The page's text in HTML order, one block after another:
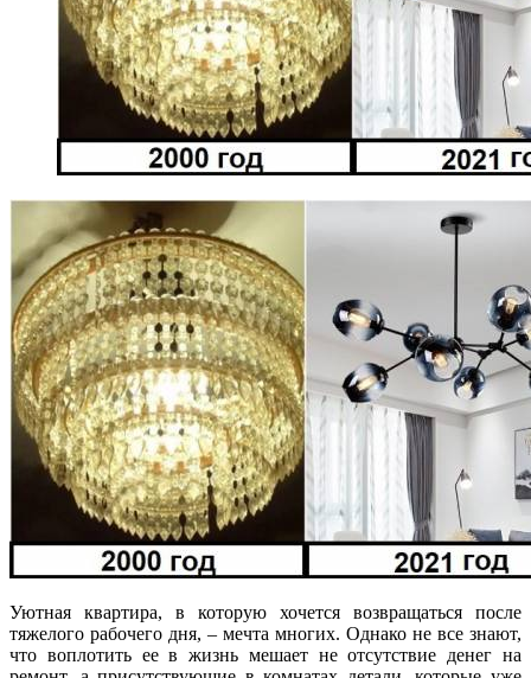
Уютная квартира, в которую хочется возвращаться после
тяжелого рабочего дня, – мечта многих. Однако не все знают,
что воплотить ее в жизнь мешает не отсутствие денег на